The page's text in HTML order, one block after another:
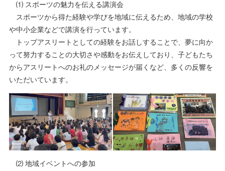
⑴ スポーツの魅力を伝える講演会
スポーツから得た経験や学びを地域に伝えるため、地域の学校
や中小企業などで講演を行っています。
トップアスリートとしての経験をお話しすることで、夢に向か
って努力することの大切さや感動をお伝えしており、子どもたち
からアスリートへのお礼のメッセージが届くなど、多くの反響を
いただいています。
⑵ 地域イベントへの参加